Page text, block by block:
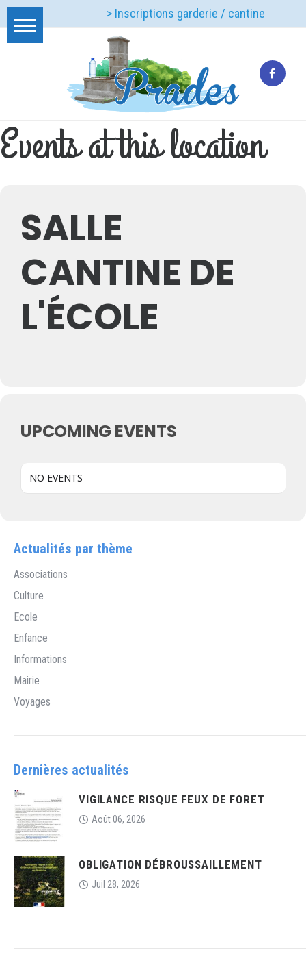
> Inscriptions garderie / cantine
Events at this location
SALLE
CANTINE DE
L'ÉCOLE
UPCOMING EVENTS
NO EVENTS
Actualités par thème
Associations
Culture
Ecole
Enfance
Informations
Mairie
Voyages
Dernières actualités
VIGILANCE RISQUE FEUX DE FORET
Août 06, 2026
OBLIGATION DÉBROUSSAILLEMENT
Juil 28, 2026